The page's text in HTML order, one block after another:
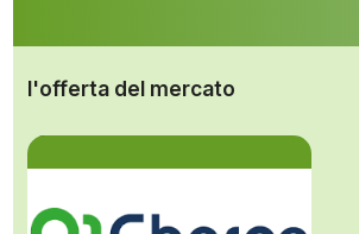
l'offerta del mercato